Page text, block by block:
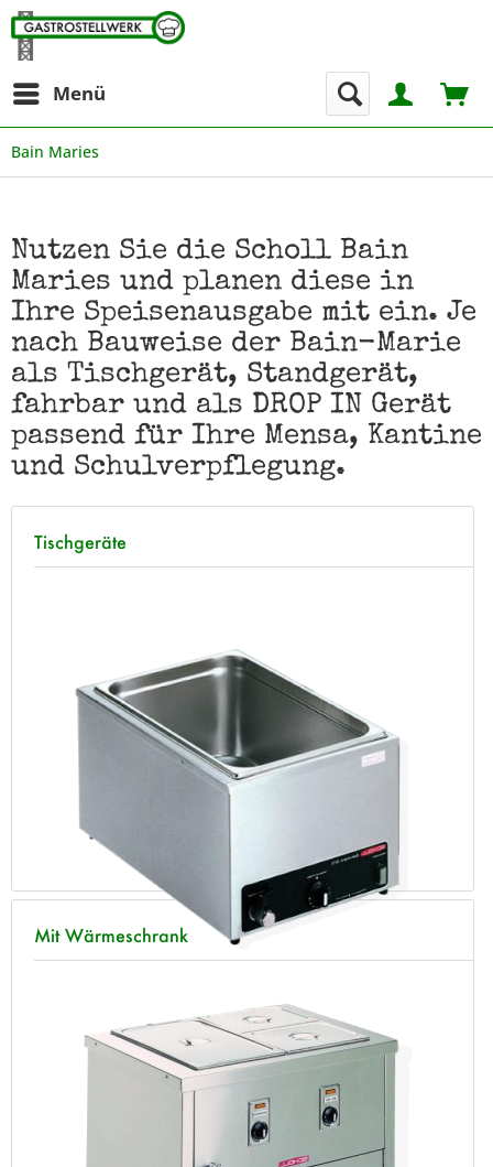
Menü
Bain Maries
Nutzen Sie die Scholl Bain
Maries und planen diese in
Ihre Speisenausgabe mit ein. Je
nach Bauweise der Bain-Marie
als Tischgerät, Standgerät,
fahrbar und als DROP IN Gerät
passend für Ihre Mensa, Kantine
und Schulverpflegung.
Tischgeräte
Mit Wärmeschrank